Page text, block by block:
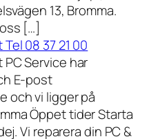
13, Bromma.
[…]
08 37 21 00
Service har
E-post
och vi ligger på
Öppet tider Starta
Vi reparera din PC &